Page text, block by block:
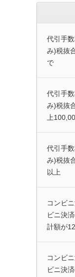
代引手
み)税抜
で
代引手
み)税抜
上
代引手
み)税抜
以上
コンビ
ビニ決
計額が
コンビ
ビニ決